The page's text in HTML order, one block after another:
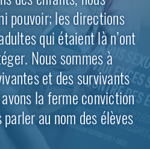
pouvoir; les directions
qui étaient là n’ont
Nous sommes à
et des survivants
la ferme conviction
parler au nom des élèves